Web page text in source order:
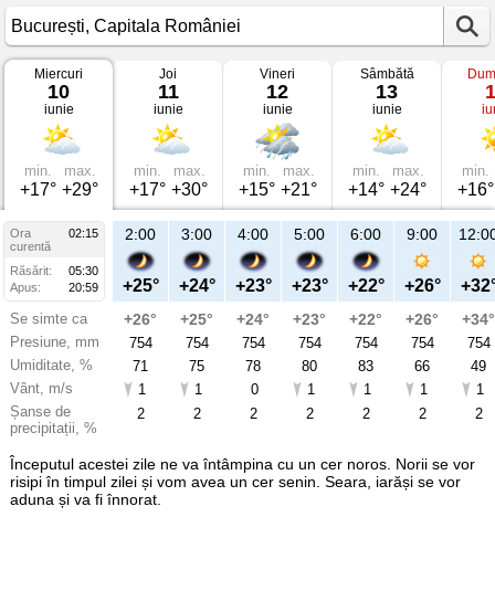
Vremea
București
iunie
2026
Capitala
României
Miercuri
10
iunie
min.
+17°
max.
+29°
Joi
11
iunie
min.
+17°
max.
+30°
Vineri
12
iunie
min.
+15°
max.
+21°
Sâmbătă
13
iunie
min.
+14°
max.
+24°
min.
+16°
Ora
02:15
curentă
Răsărit:
05:30
Apus:
20:59
Se simte ca
Presiune, mm
Umiditate, %
Vânt, m/s
Șanse de
precipitații, %
2:00
+25°
+26°
754
71
1
2
3:00
+24°
+25°
754
75
1
2
4:00
+23°
+24°
754
78
0
2
5:00
+23°
+23°
754
80
1
2
6:00
+22°
+22°
754
83
1
2
9:00
+26°
+26°
754
66
1
2
+34°
754
49
1
2
Începutul acestei zile ne va întâmpina cu un cer noros. Norii se vor
risipi în timpul zilei și vom avea un cer senin. Seara, iarăși se vor
aduna și va fi înnorat.